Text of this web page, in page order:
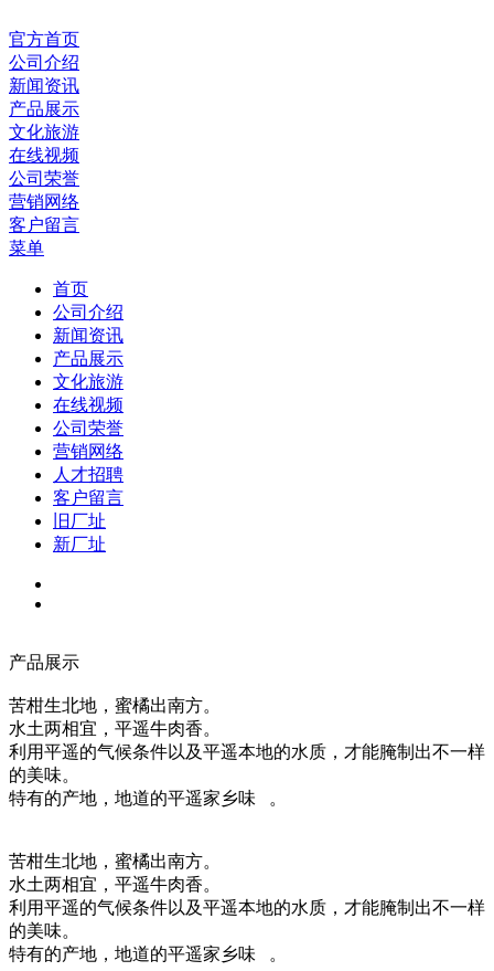
官方首页
公司介绍
新闻资讯
产品展示
文化旅游
在线视频
公司荣誉
营销网络
客户留言
菜单
首页
公司介绍
新闻资讯
产品展示
文化旅游
在线视频
公司荣誉
营销网络
人才招聘
客户留言
旧厂址
新厂址
产品展示
苦柑生北地，蜜橘出南方。
水土两相宜，平遥牛肉香。
利用平遥的气候条件以及平遥本地的水质，才能腌制出不一样
的美味。
特有的产地，地道的平遥家乡味 。
苦柑生北地，蜜橘出南方。
水土两相宜，平遥牛肉香。
利用平遥的气候条件以及平遥本地的水质，才能腌制出不一样
的美味。
特有的产地，地道的平遥家乡味 。